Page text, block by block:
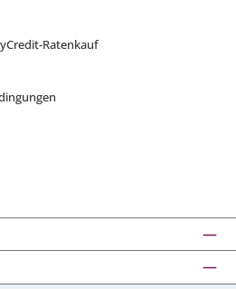
Ratenkauf